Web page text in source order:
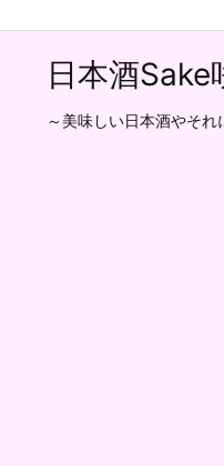
日本酒
～美味しい日本酒やそれ